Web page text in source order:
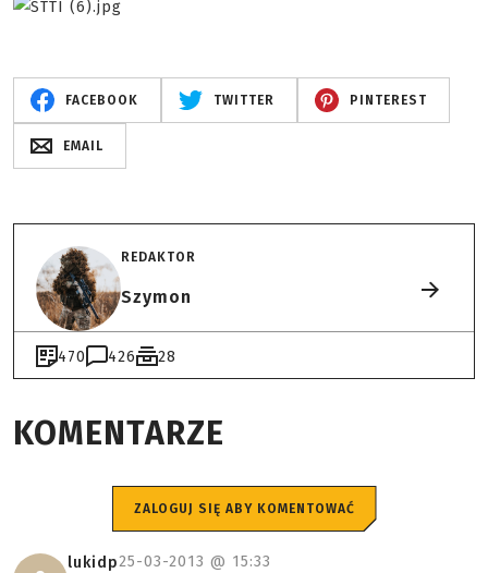
FACEBOOK TWITTER PINTEREST
EMAIL
REDAKTOR
Szymon
470 426 28
KOMENTARZE
ZALOGUJ SIĘ ABY KOMENTOWAĆ
lukidp25-03-2013 @ 15:33